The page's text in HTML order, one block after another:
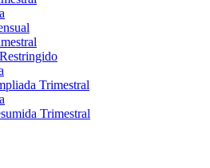
Trimestral
Trimestral